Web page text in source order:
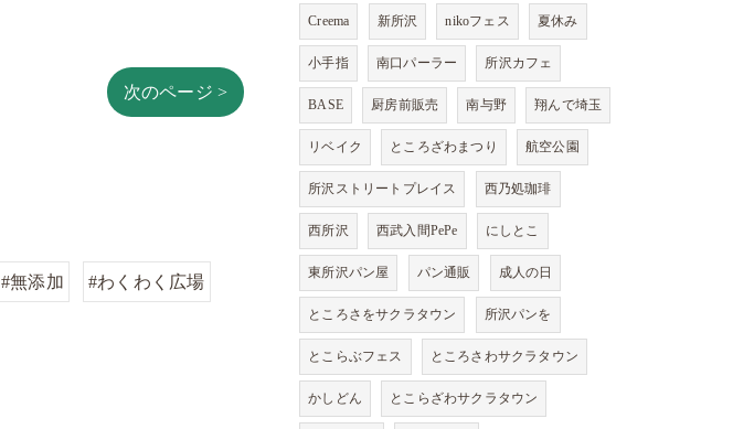
次のページ >
#無添加 #わくわく広場
Creema 新所沢 nikoフェス 夏休み
小手指 南口パーラー 所沢カフェ
BASE 厨房前販売 南与野 翔んで埼玉
リベイク ところざわまつり 航空公園
所沢ストリートプレイス 西乃処珈琲
西所沢 西武入間PePe にしとこ
東所沢パン屋 パン通販 成人の日
ところさをサクラタウン 所沢パンを
とこらぶフェス ところさわサクラタウン
かしどん とこらざわサクラタウン